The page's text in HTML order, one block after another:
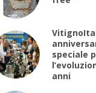
speciale
anni